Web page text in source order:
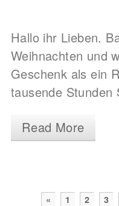
Hallo ihr Lieben.
Weihnachten und
Geschenk als ein
tausende Stunden
Read More
« 1 2 3